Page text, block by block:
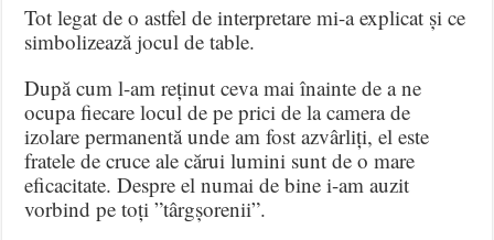
Tot legat de o astfel de interpretare mi-a explicat și ce
simbolizează jocul de table.
După cum l-am reținut ceva mai înainte de a ne
ocupa fiecare locul de pe prici de la camera de
izolare permanentă unde am fost azvârliți, el este
fratele de cruce ale cărui lumini sunt de o mare
eficacitate. Despre el numai de bine i-am auzit
vorbind pe toți ”târgșorenii”.